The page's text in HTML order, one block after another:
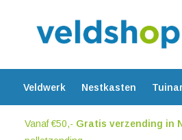
Veldwerk Nestkasten
Vanaf €50,- Gratis verzending in